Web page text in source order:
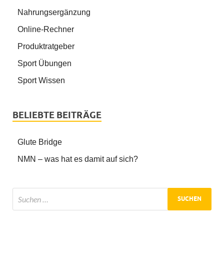
Nahrungsergänzung
Online-Rechner
Produktratgeber
Sport Übungen
Sport Wissen
BELIEBTE BEITRÄGE
Glute Bridge
NMN – was hat es damit auf sich?